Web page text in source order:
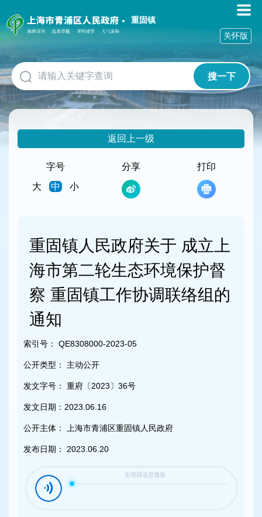
障
碍
作
说
明
跳
到
网
重固镇
搜一下
关怀版
返回上一级
字号
大
中 小
分享 打印
重固镇人民政府关于 成立上
海市第二轮生态环境保护督
察 重固镇工作协调联络组的
通知
索引号： QE8308000-2023-05
公开类型： 主动公开
发文字号： 重府〔2023〕36号
发文日期： 2023.06.16
公开主体： 上海市青浦区重固镇人民政府
发布日期： 2023.06.20